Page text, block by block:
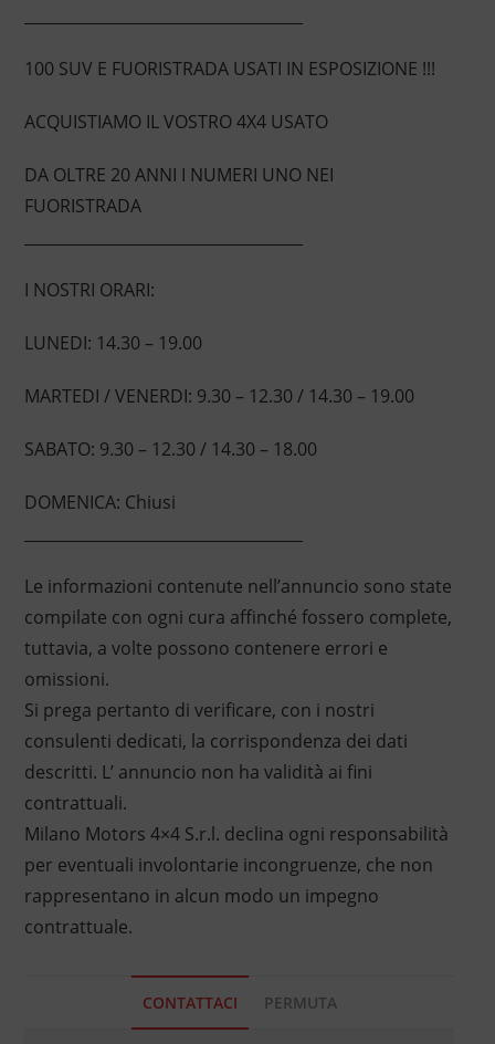
100 SUV E FUORISTRADA USATI IN ESPOSIZIONE !!!
ACQUISTIAMO IL VOSTRO 4X4 USATO
DA OLTRE 20 ANNI I NUMERI UNO NEI
FUORISTRADA
I NOSTRI ORARI:
LUNEDI: 14.30 – 19.00
MARTEDI / VENERDI: 9.30 – 12.30 / 14.30 – 19.00
SABATO: 9.30 – 12.30 / 14.30 – 18.00
DOMENICA: Chiusi
Le informazioni contenute nell’annuncio sono state
compilate con ogni cura affinché fossero complete,
tuttavia, a volte possono contenere errori e
omissioni.
Si prega pertanto di verificare, con i nostri
consulenti dedicati, la corrispondenza dei dati
descritti. L’ annuncio non ha validità ai fini
contrattuali.
Milano Motors 4×4 S.r.l. declina ogni responsabilità
per eventuali involontarie incongruenze, che non
rappresentano in alcun modo un impegno
contrattuale.
CONTATTACI PERMUTA